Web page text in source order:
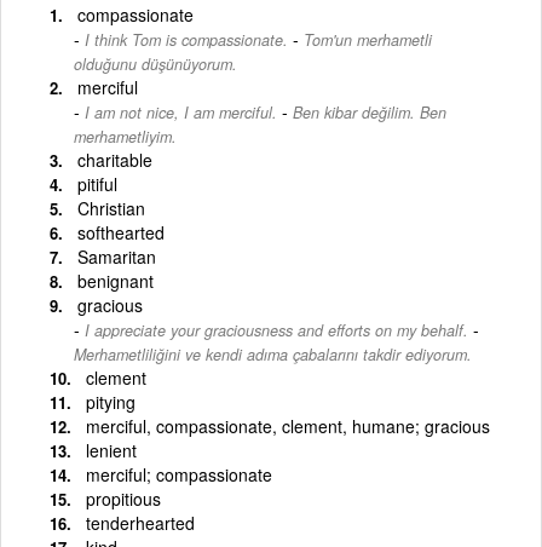
compassionate
I think Tom is compassionate. - Tom'un merhametli
olduğunu düşünüyorum.
merciful
I am not nice, I am merciful. - Ben kibar değilim. Ben
merhametliyim.
charitable
pitiful
Christian
softhearted
Samaritan
benignant
gracious
I appreciate your graciousness and efforts on my behalf. -
Merhametliliğini ve kendi adıma çabalarını takdir ediyorum.
clement
pitying
merciful, compassionate, clement, humane; gracious
lenient
merciful; compassionate
propitious
tenderhearted